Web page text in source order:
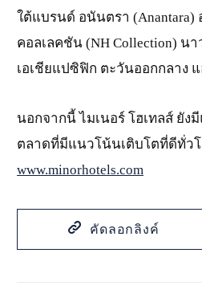
ใต้แบรนด์ อนันตรา (Anantara)
คอลเลคชัน (NH Collection) นา
เอเชียแปซิฟิก ตะวันออกกลาง
นอกจากนี้ ไมเนอร์ โฮเทลส์ ยั
ตลาดที่มีแนวโน้นเติบโตที่ดีทั่วโ
www.minorhotels.com
คัดลอกลิงค์